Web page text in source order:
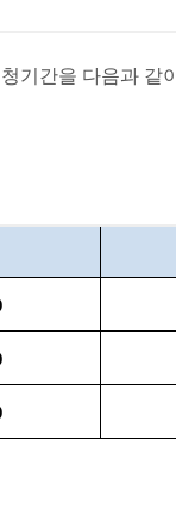
기간을 다음과 같